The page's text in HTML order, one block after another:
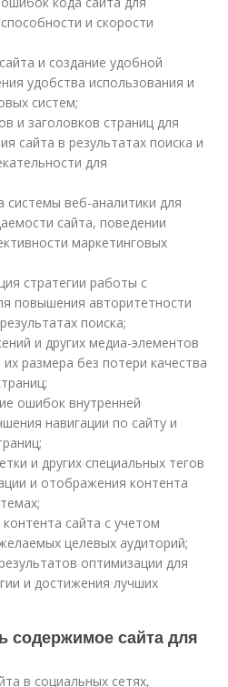
и скорости
и создание удобной
удобства использования и
систем;
и заголовков страниц для
сайта в результатах поиска и
для
системы веб-аналитики для
сайта, поведении
маркетинговых
стратегии работы с
повышения авторитетности
поиска;
и других медиа-элементов
размера без потери качества
ошибок внутренней
навигации по сайту и
и других специальных тегов
и отображения контента
сайта с учетом
целевых аудиторий;
оптимизации для
и достижения лучших
содержимое сайта для
в социальных сетях,